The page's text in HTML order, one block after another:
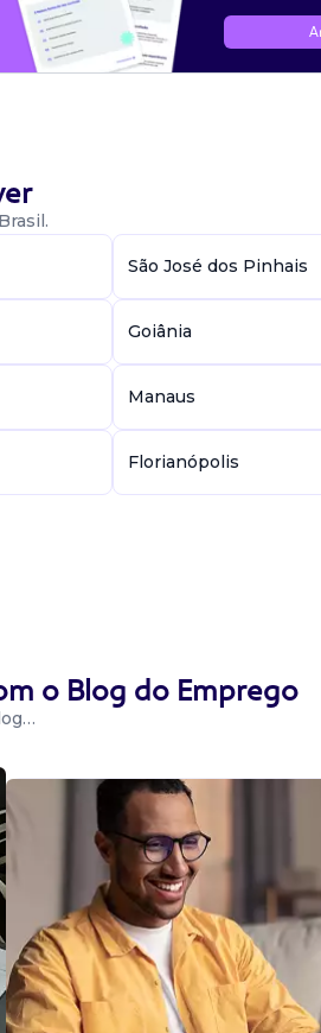
São José dos Pinhais
Goiânia
Manaus
Florianópolis
o Blog do Emprego